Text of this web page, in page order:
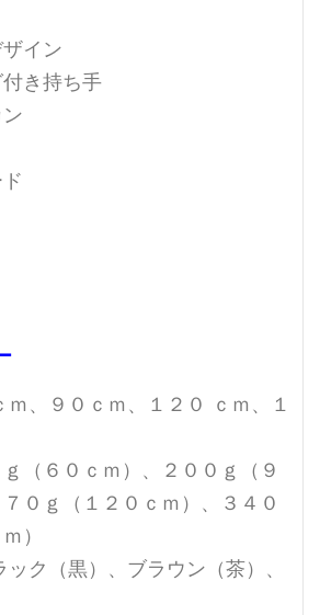
イン
き持ち手
、９０ｃｍ、１２０ ｃｍ、１
（６０ｃｍ）、２００ｇ（９
０ｇ（１２０ｃｍ）、３４０
）
ク（黒）、ブラウン（茶）、